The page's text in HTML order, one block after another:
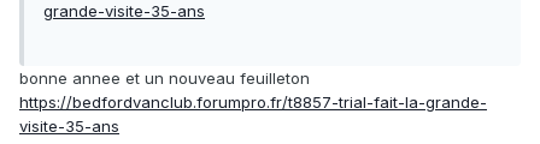
grande-visite-35-ans
bonne annee et un nouveau feuilleton
https://bedfordvanclub.forumpro.fr/t8857-trial-fait-la-grande-
visite-35-ans